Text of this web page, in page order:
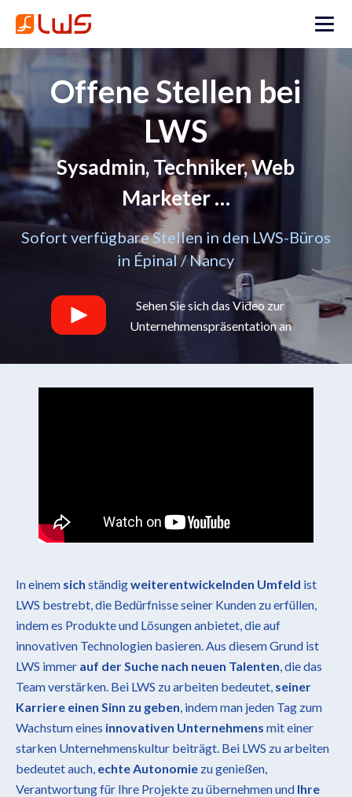
Offene Stellen bei
LWS
Sysadmin, Techniker, Web
Marketer …
Sofort verfügbare Stellen in den LWS-Büros
in Épinal / Nancy
Sehen Sie sich das Video zur
Unternehmenspräsentation an
In einem sich ständigweiterentwickelnden Umfeld ist
LWS bestrebt, die Bedürfnisse seiner Kunden zu erfüllen,
indem es Produkte und Lösungen anbietet, die auf
innovativen Technologien basieren. Aus diesem Grund ist
LWS immer auf der Suche nach neuen Talenten , die das
Team verstärken. Bei LWS zu arbeiten bedeutet, seiner
Karriere einen Sinn zu geben , indem man jeden Tag zum
Wachstum eines innovativen Unternehmens mit einer
starken Unternehmenskultur beiträgt. Bei LWS zu arbeiten
bedeutet auch, echte Autonomie zu genießen,
Verantwortung für Ihre Projekte zu übernehmen und Ihre